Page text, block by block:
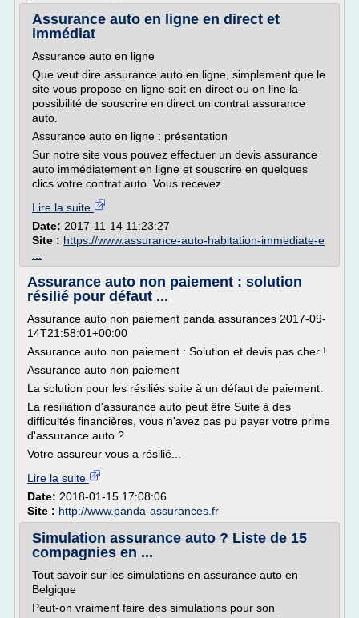
Assurance auto en ligne en direct et
immédiat
Assurance auto en ligne
Que veut dire assurance auto en ligne, simplement que le
site vous propose en ligne soit en direct ou on line la
possibilité de souscrire en direct un contrat assurance
auto.
Assurance auto en ligne : présentation
Sur notre site vous pouvez effectuer un devis assurance
auto immédiatement en ligne et souscrire en quelques
clics votre contrat auto. Vous recevez...
Lire la suite
Date: 2017-11-14 11:23:27
Site : https://www.assurance-auto-habitation-immediate-e
Assurance auto non paiement : solution
résilié pour défaut ...
Assurance auto non paiement panda assurances 2017-09-
14T21:58:01+00:00
Assurance auto non paiement : Solution et devis pas cher !
Assurance auto non paiement
La solution pour les résiliés suite à un défaut de paiement.
La résiliation d'assurance auto peut être Suite à des
difficultés financières, vous n'avez pas pu payer votre prime
d'assurance auto ?
Votre assureur vous a résilié...
Lire la suite
Date: 2018-01-15 17:08:06
Site : http://www.panda-assurances.fr
Simulation assurance auto ? Liste de 15
compagnies en ...
Tout savoir sur les simulations en assurance auto en
Belgique
Peut-on vraiment faire des simulations pour son